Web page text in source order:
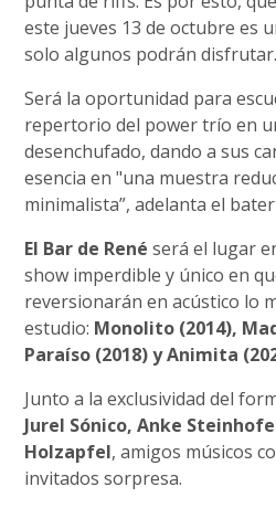
este jueves 13 de octubre es
solo algunos podrán disfrutar.
Será la oportunidad para
repertorio del power trío en
desenchufado, dando a sus
esencia en "una muestra
minimalista”, adelanta el
El Bar de René será el lugar
show imperdible y único en
reversionarán en acústico lo
estudio: Monolito (2014),
Paraíso (2018) y Animita
Junto a la exclusividad del
Jurel Sónico, Anke
Holzapfel, amigos músicos
invitados sorpresa.